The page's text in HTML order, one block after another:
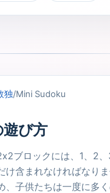
独/Mini Sudoku
遊び方
ブロックには、1、2
け含まれなければなり
、子供たちは一度に多